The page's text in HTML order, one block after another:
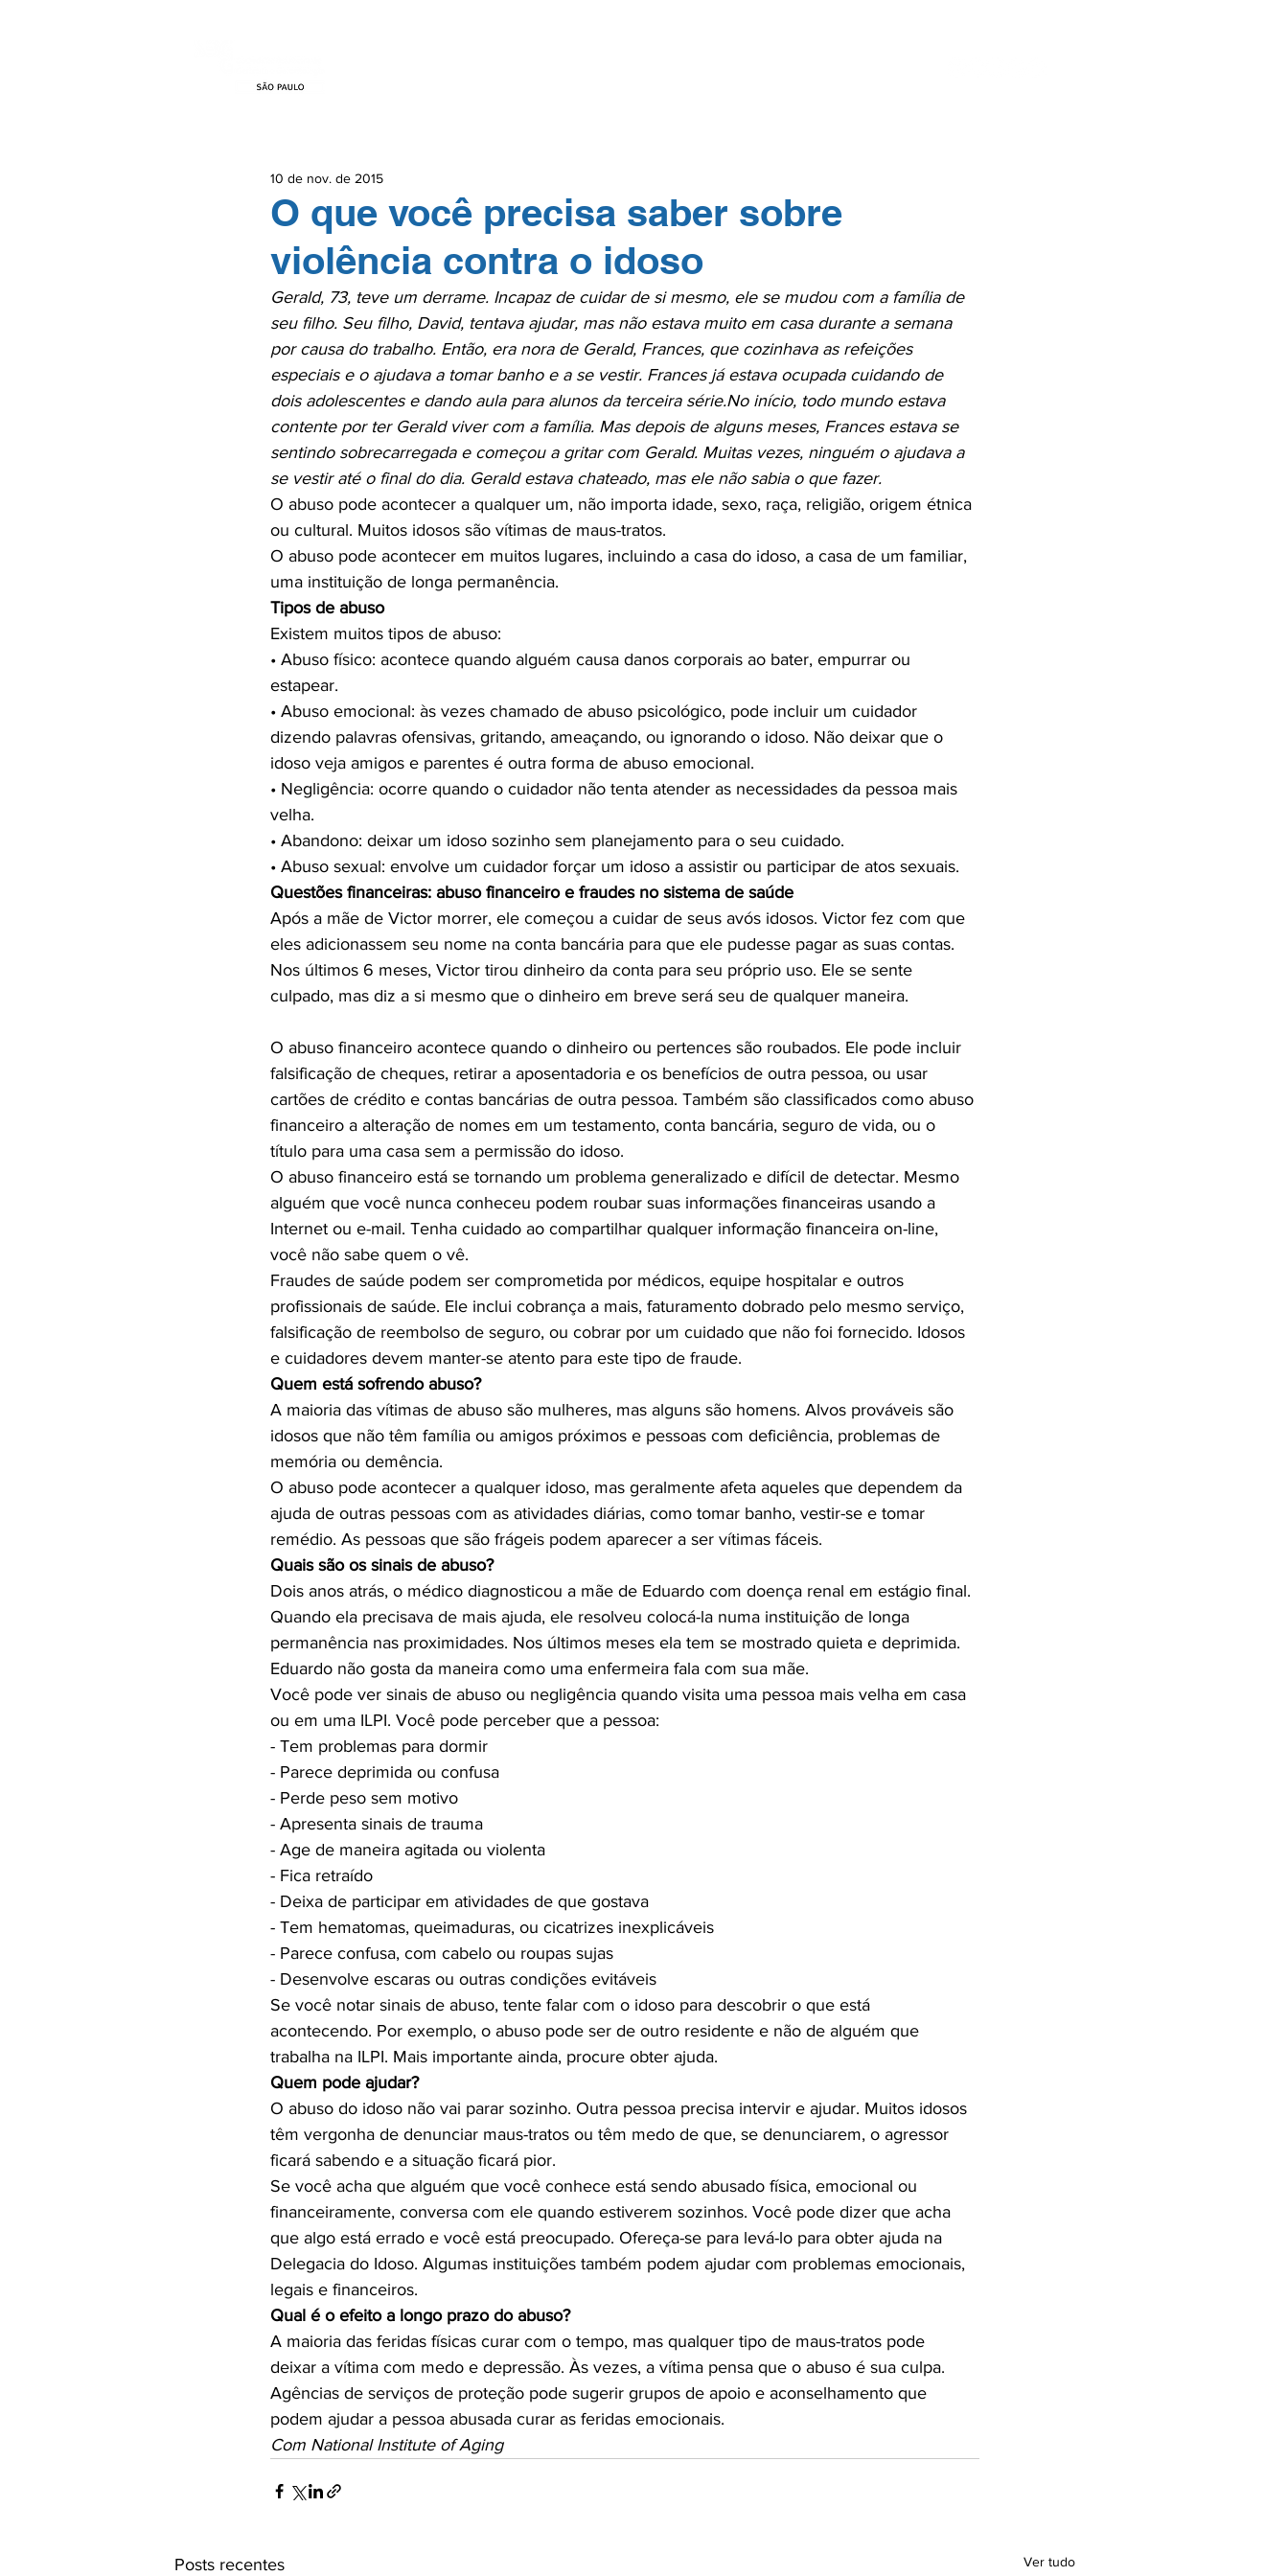
O que você precisa saber sobre
violência contra o idoso
10 de nov. de 2015
Gerald, 73, teve um derrame. Incapaz de cuidar de si mesmo, ele se mudou com a família de
seu filho. Seu filho, David, tentava ajudar, mas não estava muito em casa durante a semana
por causa do trabalho. Então, era nora de Gerald, Frances, que cozinhava as refeições
especiais e o ajudava a tomar banho e a se vestir. Frances já estava ocupada cuidando de
dois adolescentes e dando aula para alunos da terceira série.No início, todo mundo estava
contente por ter Gerald viver com a família. Mas depois de alguns meses, Frances estava se
sentindo sobrecarregada e começou a gritar com Gerald. Muitas vezes, ninguém o ajudava a
se vestir até o final do dia. Gerald estava chateado, mas ele não sabia o que fazer.
O abuso pode acontecer a qualquer um, não importa idade, sexo, raça, religião, origem étnica
ou cultural. Muitos idosos são vítimas de maus-tratos.
O abuso pode acontecer em muitos lugares, incluindo a casa do idoso, a casa de um familiar,
Tipos de abuso
Existem muitos tipos de abuso:
• Abuso físico: acontece quando alguém causa danos corporais ao bater, empurrar ou
estapear.
• Abuso emocional: às vezes chamado de abuso psicológico, pode incluir um cuidador
dizendo palavras ofensivas, gritando, ameaçando, ou ignorando o idoso. Não deixar que o
idoso veja amigos e parentes é outra forma de abuso emocional.
• Negligência: ocorre quando o cuidador não tenta atender as necessidades da pessoa mais
velha.
• Abandono: deixar um idoso sozinho sem planejamento para o seu cuidado.
Questões financeiras: abuso financeiro e fraudes no sistema de saúde
Após a mãe de Victor morrer, ele começou a cuidar de seus avós idosos. Victor fez com que
eles adicionassem seu nome na conta bancária para que ele pudesse pagar as suas contas.
Nos últimos 6 meses, Victor tirou dinheiro da conta para seu próprio uso. Ele se sente
O abuso financeiro acontece quando o dinheiro ou pertences são roubados. Ele pode incluir
falsificação de cheques, retirar a aposentadoria e os benefícios de outra pessoa, ou usar
cartões de crédito e contas bancárias de outra pessoa. Também são classificados como abuso
financeiro a alteração de nomes em um testamento, conta bancária, seguro de vida, ou o
título para uma casa sem a permissão do idoso.
O abuso financeiro está se tornando um problema generalizado e difícil de detectar. Mesmo
alguém que você nunca conheceu podem roubar suas informações financeiras usando a
Internet ou e-mail. Tenha cuidado ao compartilhar qualquer informação financeira on-line,
você não sabe quem o vê.
Fraudes de saúde podem ser comprometida por médicos, equipe hospitalar e outros
profissionais de saúde. Ele inclui cobrança a mais, faturamento dobrado pelo mesmo serviço,
falsificação de reembolso de seguro, ou cobrar por um cuidado que não foi fornecido. Idosos
Quem está sofrendo abuso?
A maioria das vítimas de abuso são mulheres, mas alguns são homens. Alvos prováveis são
idosos que não têm família ou amigos próximos e pessoas com deficiência, problemas de
memória ou demência.
O abuso pode acontecer a qualquer idoso, mas geralmente afeta aqueles que dependem da
ajuda de outras pessoas com as atividades diárias, como tomar banho, vestir-se e tomar
Quais são os sinais de abuso?
Dois anos atrás, o médico diagnosticou a mãe de Eduardo com doença renal em estágio final.
Quando ela precisava de mais ajuda, ele resolveu colocá-la numa instituição de longa
permanência nas proximidades. Nos últimos meses ela tem se mostrado quieta e deprimida.
Eduardo não gosta da maneira como uma enfermeira fala com sua mãe.
Você pode ver sinais de abuso ou negligência quando visita uma pessoa mais velha em casa
ou em uma ILPI. Você pode perceber que a pessoa:
- Tem problemas para dormir
- Parece deprimida ou confusa
- Perde peso sem motivo
- Apresenta sinais de trauma
- Age de maneira agitada ou violenta
- Fica retraído
- Deixa de participar em atividades de que gostava
- Tem hematomas, queimaduras, ou cicatrizes inexplicáveis
- Parece confusa, com cabelo ou roupas sujas
- Desenvolve escaras ou outras condições evitáveis
Se você notar sinais de abuso, tente falar com o idoso para descobrir o que está
acontecendo. Por exemplo, o abuso pode ser de outro residente e não de alguém que
Quem pode ajudar?
O abuso do idoso não vai parar sozinho. Outra pessoa precisa intervir e ajudar. Muitos idosos
têm vergonha de denunciar maus-tratos ou têm medo de que, se denunciarem, o agressor
ficará sabendo e a situação ficará pior.
Se você acha que alguém que você conhece está sendo abusado física, emocional ou
financeiramente, conversa com ele quando estiverem sozinhos. Você pode dizer que acha
que algo está errado e você está preocupado. Ofereça-se para levá-lo para obter ajuda na
Delegacia do Idoso. Algumas instituições também podem ajudar com problemas emocionais,
Qual é o efeito a longo prazo do abuso?
A maioria das feridas físicas curar com o tempo, mas qualquer tipo de maus-tratos pode
deixar a vítima com medo e depressão. Às vezes, a vítima pensa que o abuso é sua culpa.
Agências de serviços de proteção pode sugerir grupos de apoio e aconselhamento que
Com National Institute of Aging
Posts recentes Ver tudo